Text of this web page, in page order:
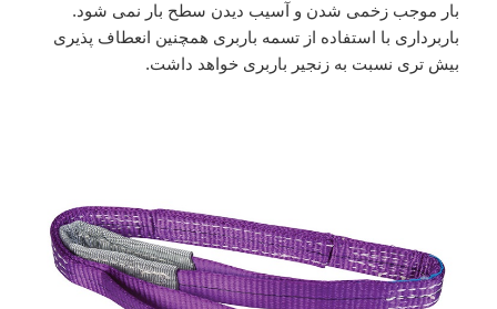
بار موجب زخمی شدن و آسیب دیدن سطح بار نمی شود.
باربرداری با استفاده از تسمه باربری همچنین انعطاف پذیری
بیش تری نسبت به زنجیر باربری خواهد داشت.